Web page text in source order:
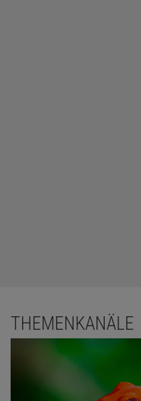
THEMENKANÄLE